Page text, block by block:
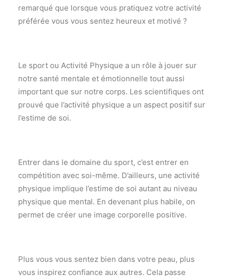
remarqué que lorsque vous pratiquez votre activité
préférée vous vous sentez heureux et motivé ?
Le sport ou Activité Physique a un rôle à jouer sur
notre santé mentale et émotionnelle tout aussi
important que sur notre corps. Les scientifiques ont
prouvé que l’activité physique a un aspect positif sur
l’estime de soi.
Entrer dans le domaine du sport, c’est entrer en
compétition avec soi-même. D’ailleurs, une activité
physique implique l’estime de soi autant au niveau
physique que mental. En devenant plus habile, on
permet de créer une image corporelle positive.
Plus vous vous sentez bien dans votre peau, plus
vous inspirez confiance aux autres. Cela passe